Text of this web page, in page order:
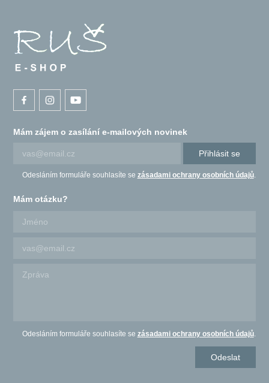
Mám zájem o zasílání e-mailových novinek
Přihlásit se
Odesláním formuláře souhlasíte se zásadami ochrany osobních údajů.
Mám otázku?
Odesláním formuláře souhlasíte se zásadami ochrany osobních údajů.